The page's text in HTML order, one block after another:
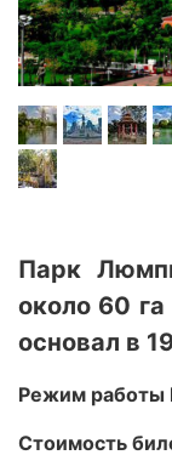
Парк
около 60
основал в
Режим работы
Стоимость